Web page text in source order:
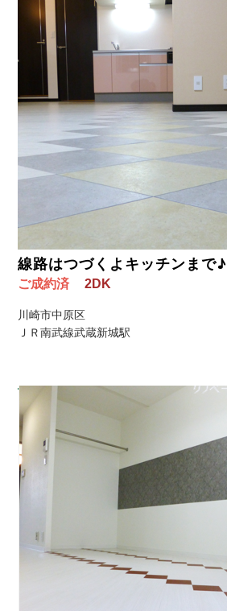
線路はつづくよキッチンまで♪
ご成約済 2DK
川崎市中原区
ＪＲ南武線武蔵新城駅